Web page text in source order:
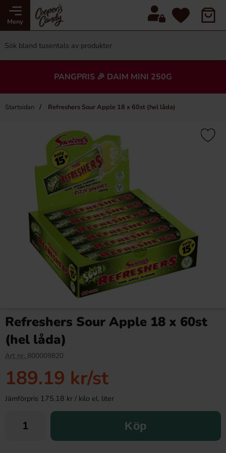
Meny
PANGPRIS 🎉 DAIM MINI 250G
Startsidan Refreshers Sour Apple 18 x 60st (hel låda)
Refreshers Sour Apple 18 x 60st
(hel låda)
Art nr: 800009820
189.19 kr/st
Jämförpris 175.18 kr / kilo el. liter
Köp